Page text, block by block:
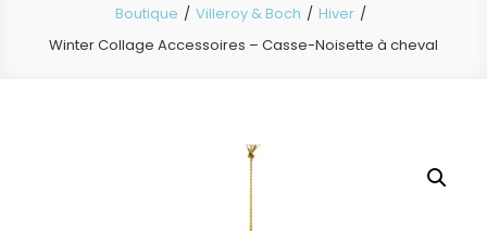
Boutique Villeroy & Boch
Hiver
Winter Collage Accessoires – Casse-Noisette à cheval